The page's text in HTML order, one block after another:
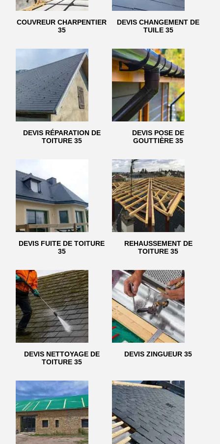
COUVREUR CHARPENTIER
35
DEVIS CHANGEMENT DE
TUILE 35
DEVIS RÉPARATION DE
TOITURE 35
DEVIS POSE DE
GOUTTIÈRE 35
DEVIS FUITE DE TOITURE
35
REHAUSSEMENT DE
TOITURE 35
DEVIS NETTOYAGE DE
TOITURE 35
DEVIS ZINGUEUR 35